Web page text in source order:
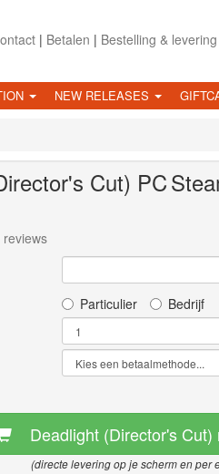
| Betalen | Bestelling & levering
NEW RELEASES
Cut) PC
reviews
Particulier
Bedrijf
Deadlight (Director's Cut)
(directe levering op je scherm en per